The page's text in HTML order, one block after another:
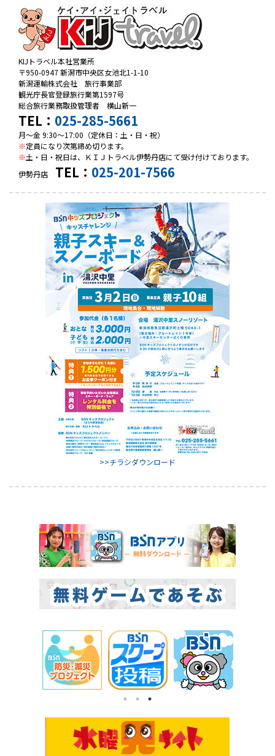
KIJトラベル本社営業所
〒950-0947 新潟市中央区女池北1-1-10
新潟運輸株式会社 旅行事業部
観光庁長官登録旅行業第1597号
総合旅行業務取扱管理者 横山新一
TEL： 025-285-5661
月～金 9:30～17:00（定休日：土・日・祝）
※定員になり次第締め切ります。
※土・日・祝日は、ＫＩＪトラベル伊勢丹店にて受け付けております。
伊勢丹店 TEL： 025-201-7566
>>チラシダウンロード